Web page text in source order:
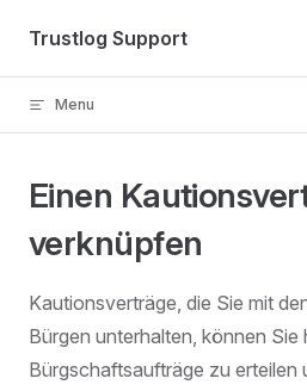
Skip to content
Trustlog Support
Menu
Einen
verknüpfen
Kautionsverträge, die Sie mit
Bürgen unterhalten, können Sie
Bürgschaftsaufträge zu erteilen